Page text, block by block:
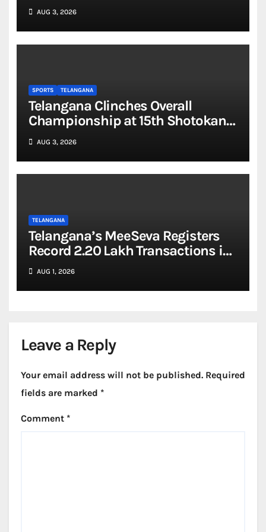
Glimpse Unveiled
AUG 3, 2026
SPORTS TELANGANA
Telangana Clinches Overall
Championship at 15th Shotokan
National Karate Championship
2026
AUG 3, 2026
TELANGANA
Telangana’s MeeSeva Registers
Record 2.20 Lakh Transactions in
a Single Day
AUG 1, 2026
Leave a Reply
Your email address will not be published. Required
fields are marked *
Comment *